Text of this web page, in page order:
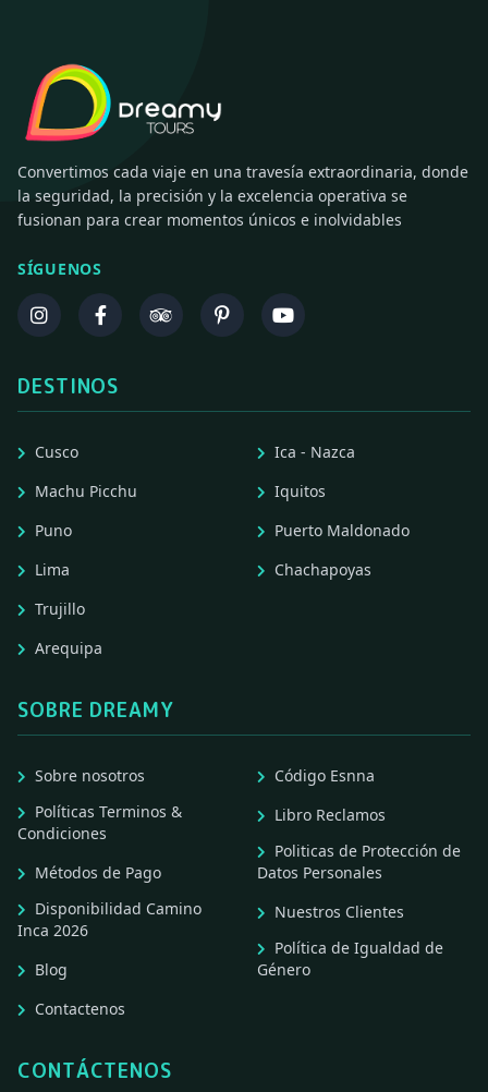
Convertimos cada viaje en una travesía extraordinaria, donde
la seguridad, la precisión y la excelencia operativa se
fusionan para crear momentos únicos e inolvidables
SÍGUENOS
DESTINOS
Cusco
Machu Picchu
Puno
Lima
Trujillo
Arequipa
Ica - Nazca
Iquitos
Puerto Maldonado
Chachapoyas
SOBRE DREAMY
Sobre nosotros
Políticas Terminos &
Condiciones
Métodos de Pago
Disponibilidad Camino
Inca 2026
Blog
Contactenos
Código Esnna
Libro Reclamos
Politicas de Protección de
Datos Personales
Nuestros Clientes
Política de Igualdad de
Género
CONTÁCTENOS